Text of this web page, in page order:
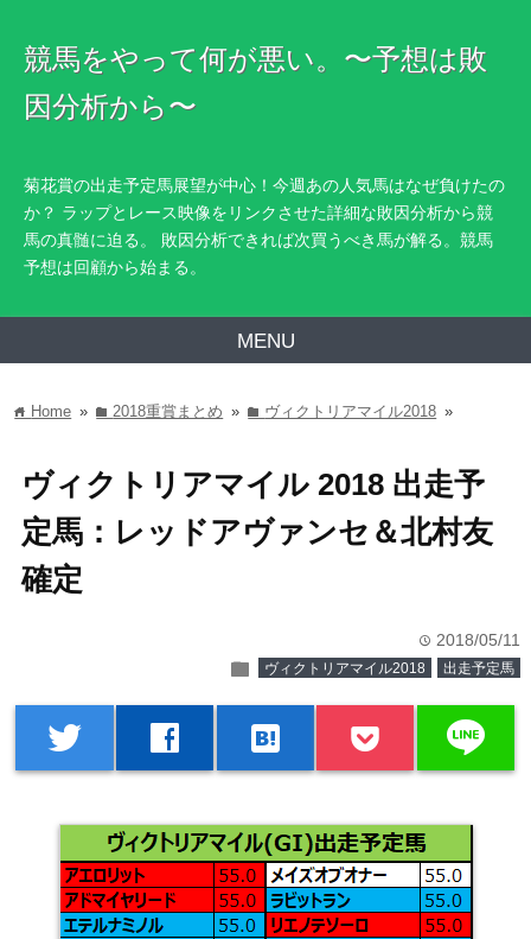
競馬をやって何が悪い。〜予想は敗
因分析から〜
菊花賞の出走予定馬展望が中心！今週あの人気馬はなぜ負けたの
か？ ラップとレース映像をリンクさせた詳細な敗因分析から競
馬の真髄に迫る。 敗因分析できれば次買うべき馬が解る。競馬
予想は回顧から始まる。
MENU
home Home » folder2018重賞まとめ » folder ヴィクトリアマイル2018 »
ヴィクトリアマイル 2018 出走予
定馬：レッドアヴァンセ＆北村友
確定
time 2018/05/11
folder ヴィクトリアマイル2018 出走予定馬
twitter facebook hatenabookmark line